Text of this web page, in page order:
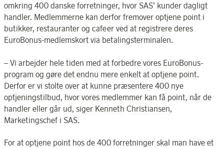
omkring 400 danske forretninger, hvor SAS’ kunder dagligt
handler. Medlemmerne kan derfor fremover optjene point i
butikker, restauranter og cafeer ved at registrere deres
EuroBonus-medlemskort via betalingsterminalen.
– Vi arbejder hele tiden med at forbedre vores EuroBonus-
program og gøre det endnu mere enkelt at optjene point.
Derfor er vi stolte over at kunne præsentere 400 nye
optjeningstilbud, hvor vores medlemmer kan få point, når de
handler eller går ud, siger Kenneth Christiansen,
Marketingschef i SAS.
For at optjene point hos de 400 forretninger skal man have et